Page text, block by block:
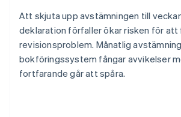
Att skjuta upp avstämningen till
deklaration förfaller ökar risken för att
revisionsproblem. Månatlig
bokföringssystem fångar avvikelser
fortfarande går att spåra.